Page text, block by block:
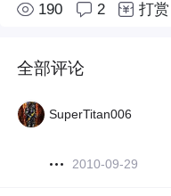
190 2 打赏
全部评论
SuperTitan006
2010-09-29